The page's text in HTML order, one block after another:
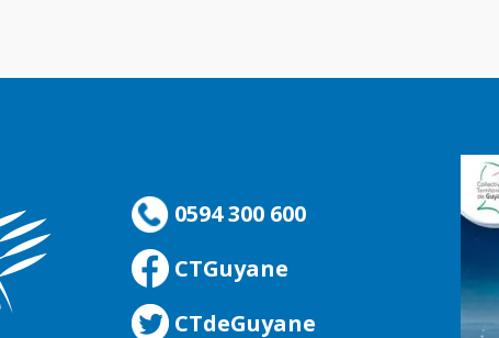
0594 300 600
CTGuyane
CTdeGuyane